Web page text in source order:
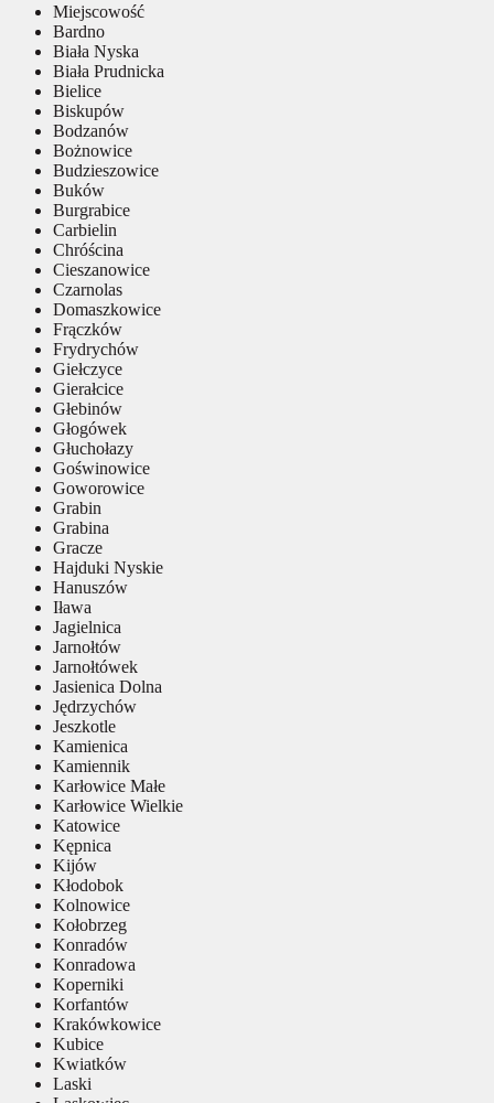
Miejscowość
Bardno
Biała Nyska
Biała Prudnicka
Bielice
Biskupów
Bodzanów
Bożnowice
Budzieszowice
Buków
Burgrabice
Carbielin
Chróścina
Cieszanowice
Czarnolas
Domaszkowice
Frączków
Frydrychów
Giełczyce
Gierałcice
Głebinów
Głogówek
Głuchołazy
Goświnowice
Goworowice
Grabin
Grabina
Gracze
Hajduki Nyskie
Hanuszów
Iława
Jagielnica
Jarnołtów
Jarnołtówek
Jasienica Dolna
Jędrzychów
Jeszkotle
Kamienica
Kamiennik
Karłowice Małe
Karłowice Wielkie
Katowice
Kępnica
Kijów
Kłodobok
Kolnowice
Kołobrzeg
Konradów
Konradowa
Koperniki
Korfantów
Krakówkowice
Kubice
Kwiatków
Laski